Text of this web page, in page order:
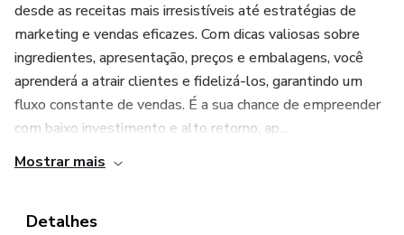
desde as receitas mais irresistíveis até estratégias de
marketing e vendas eficazes. Com dicas valiosas sobre
ingredientes, apresentação, preços e embalagens, você
aprenderá a atrair clientes e fidelizá-los, garantindo um
fluxo constante de vendas. É a sua chance de empreender
com baixo investimento e alto retorno, ap...
Mostrar mais
Detalhes